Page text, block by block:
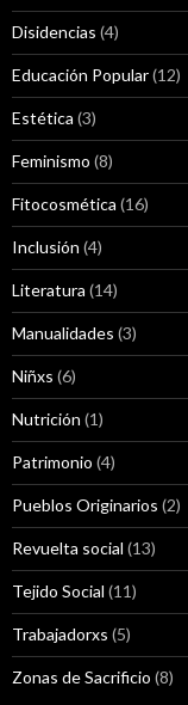
Disidencias (4)
Educación Popular(12)
Estética (3)
Feminismo (8)
Fitocosmética (16)
Inclusión (4)
Literatura (14)
Manualidades (3)
Niñxs (6)
Nutrición (1)
Patrimonio (4)
Pueblos Originarios (2)
Revuelta social (13)
Tejido Social (11)
Trabajadorxs (5)
Zonas de Sacrificio (8)